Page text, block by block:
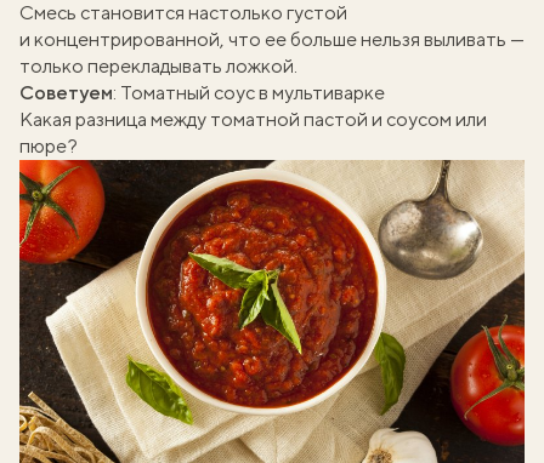
Смесь становится настолько густой
и концентрированной, что ее больше нельзя выливать —
только перекладывать ложкой.
Советуем: Томатный соус в мультиварке
Какая разница между томатной пастой и соусом или
пюре?